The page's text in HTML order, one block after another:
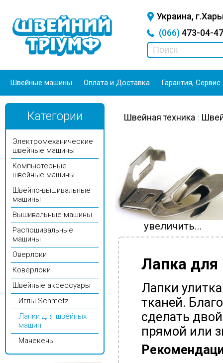
Украина,
(066)473-04-
Швейные машины Оплата и Доставка Гарантия, Сервис
Категории
Электромеханические
швейные машины
Компьютерные
швейные машины
Швейно-вышивальные
машины
Вышивальные машины
Распошивальные
машины
Оверлоки
Коверлоки
Швейные аксессуары
Иглы Schmetz
Лапки для швейных
машин
Манекены
Швейная техника :
увеличить...
Лапка для
Лапки
тканей.
сделать
прямой или